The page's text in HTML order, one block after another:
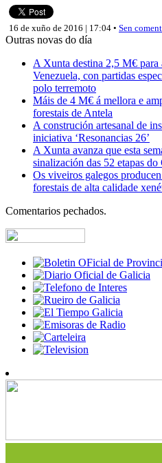
16 de xuño de 2016 | 17:04 • Sen
Outras novas do día
A Xunta destina 2,5 M€ para
Venezuela, con partidas
polo terremoto
Máis de 4 M€ á mellora e
forestais de Antela
A construción artesanal de
iniciativa ‘Resonancias 26’
A Xunta avanza que esta
sinalización das 52 etapas
Os viveiros galegos
forestais de alta calidade
Comentarios pechados.